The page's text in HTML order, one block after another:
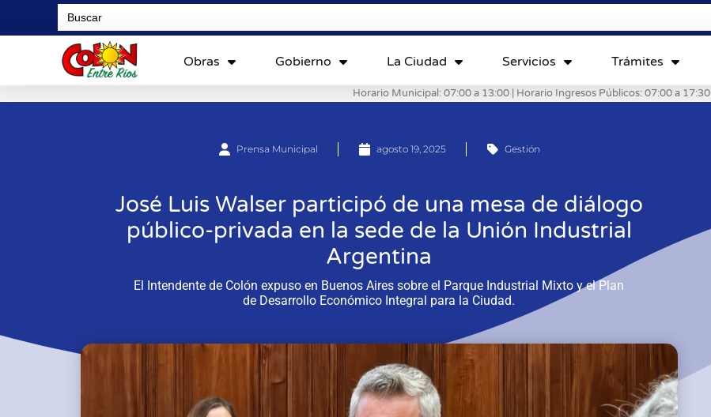
Search
for:
Obras Gobierno La Ciudad Servicios Trámites
Horario Municipal: 07:00 a 13:00 | Horario Ingresos Públicos: 07:00 a 17:30
Prensa Municipal agosto 19, 2025 Gestión
José Luis Walser participó de una mesa de diálogo
público-privada en la sede de la Unión Industrial
Argentina
El Intendente de Colón expuso en Buenos Aires sobre el Parque Industrial Mixto y el Plan
de Desarrollo Económico Integral para la Ciudad.